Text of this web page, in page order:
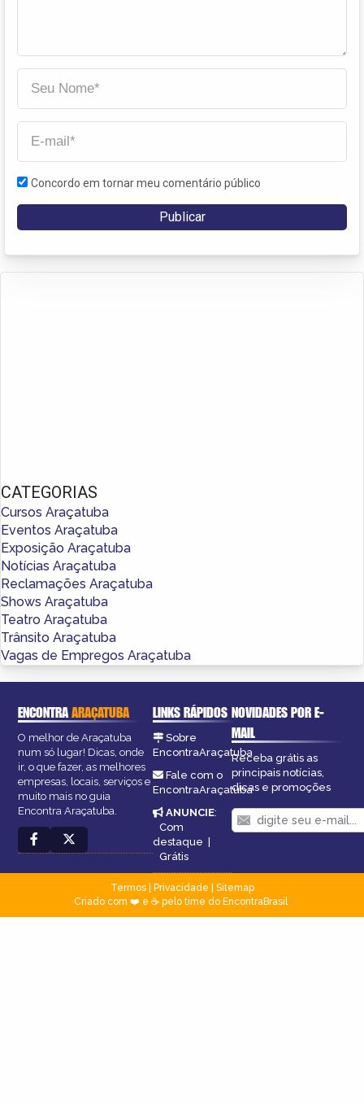
Concordo em tornar meu comentário público
CATEGORIAS
Cursos Araçatuba
Eventos Araçatuba
Exposição Araçatuba
Notícias Araçatuba
Reclamações Araçatuba
Shows Araçatuba
Teatro Araçatuba
Trânsito Araçatuba
Vagas de Empregos Araçatuba
ENCONTRAARAÇATUBA
O melhor de Araçatuba
num só lugar! Dicas, onde
ir, o que fazer, as melhores
empresas, locais, serviços e
muito mais no guia
Encontra Araçatuba.
LINKS RÁPIDOS
Sobre
EncontraAraçatuba
Fale com o
EncontraAraçatuba
ANUNCIE:
Com
destaque
Grátis
NOVIDADES POR E-
MAIL
Receba grátis as
principais notícias,
dicas e promoções
Termos| Privacidade
Sitemap
Criado com ❤️ e ☕ pelo time do EncontraBrasil